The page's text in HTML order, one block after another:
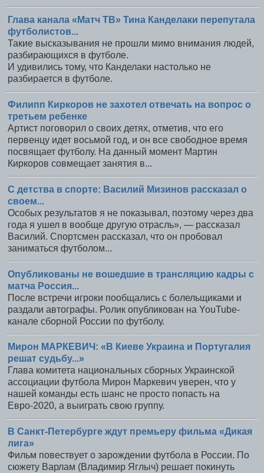
Глава канала «Матч ТВ» Тина Канделаки перепутала
футболистов...
Такие высказывания не прошли мимо внимания людей,
разбирающихся в футболе.
И удивились тому, что Канделаки настолько не
разбирается в футболе.
Филипп Киркоров не захотел отвечать на вопрос о
третьем ребенке
Артист поговорил о своих детях, отметив, что его
первенцу идет восьмой год, и он все свободное время
посвящает футболу. На данный момент Мартин
Киркоров совмещает занятия в...
С детства в спорте: Василий Мизинов рассказал о
своем...
Особых результатов я не показывал, поэтому через два
года я ушел в вообще другую отрасль», — рассказал
Василий. Спортсмен рассказал, что он пробовал
заниматься футболом...
Опубликованы не вошедшие в трансляцию кадры с
матча Россия...
После встречи игроки пообщались с болельщиками и
раздали автографы. Ролик опубликован на YouTube-
канале сборной России по футболу.
Мирон МАРКЕВИЧ: «В Киеве Украина и Португалия
решат судьбу...»
Глава комитета национальных сборных Украинской
ассоциации футбола Мирон Маркевич уверен, что у
нашей команды есть шанс не просто попасть на
Евро-2020, а выиграть свою группу.
В Санкт-Петербурге ждут премьеру фильма «Дикая
лига»
Фильм повествует о зарождении футбола в России. По
сюжету Варлам (Владимир Яглыч) решает покинуть